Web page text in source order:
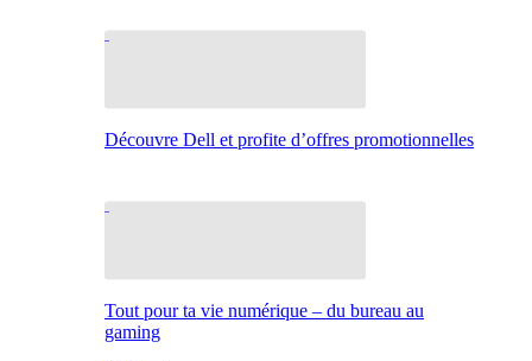
Découvre Dell et profite d’offres promotionnelles
Tout pour ta vie numérique – du bureau au
gaming